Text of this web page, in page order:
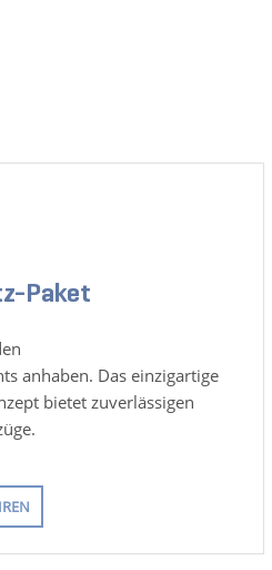
Paket
anhaben. Das einzigartige
bietet zuverlässigen